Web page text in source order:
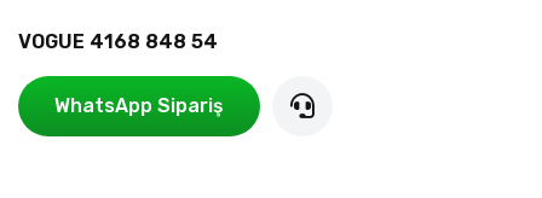
VOGUE 4168 848 54
WhatsApp Sipariş